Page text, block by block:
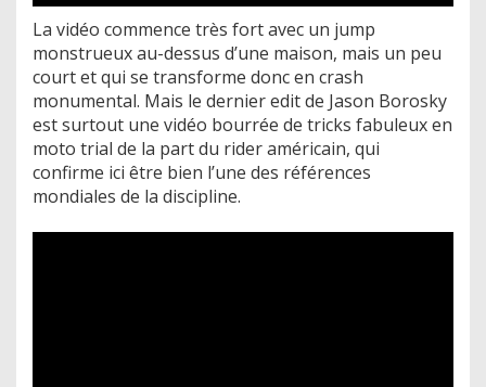
La vidéo commence très fort avec un jump
monstrueux au-dessus d’une maison, mais un peu
court et qui se transforme donc en crash
monumental. Mais le dernier edit de Jason Borosky
est surtout une vidéo bourrée de tricks fabuleux en
moto trial de la part du rider américain, qui
confirme ici être bien l’une des références
mondiales de la discipline.